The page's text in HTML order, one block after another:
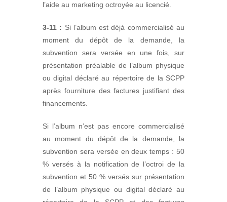
l’aide au marketing octroyée au licencié.
3-11 : Si l’album est déjà commercialisé au
moment du dépôt de la demande, la
subvention sera versée en une fois, sur
présentation préalable de l’album physique
ou digital déclaré au répertoire de la SCPP
après fourniture des factures justifiant des
financements.
Si l’album n’est pas encore commercialisé
au moment du dépôt de la demande, la
subvention sera versée en deux temps : 50
% versés à la notification de l’octroi de la
subvention et 50 % versés sur présentation
de l’album physique ou digital déclaré au